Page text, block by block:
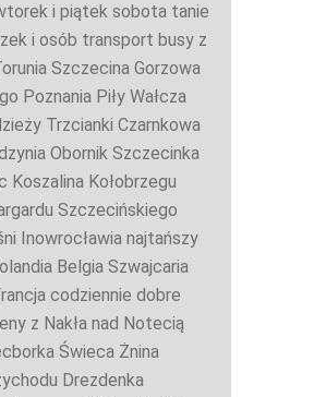
i piątek sobota tanie
i osób transport busy z
Szczecina Gorzowa
Poznania Piły Wałcza
Trzcianki Czarnkowa
Obornik Szczecinka
Koszalina Kołobrzegu
Szczecińskiego
Inowrocławia najtańszy
Belgia Szwajcaria
codziennie dobre
z Nakła nad Notecią
Świeca Żnina
Drezdenka